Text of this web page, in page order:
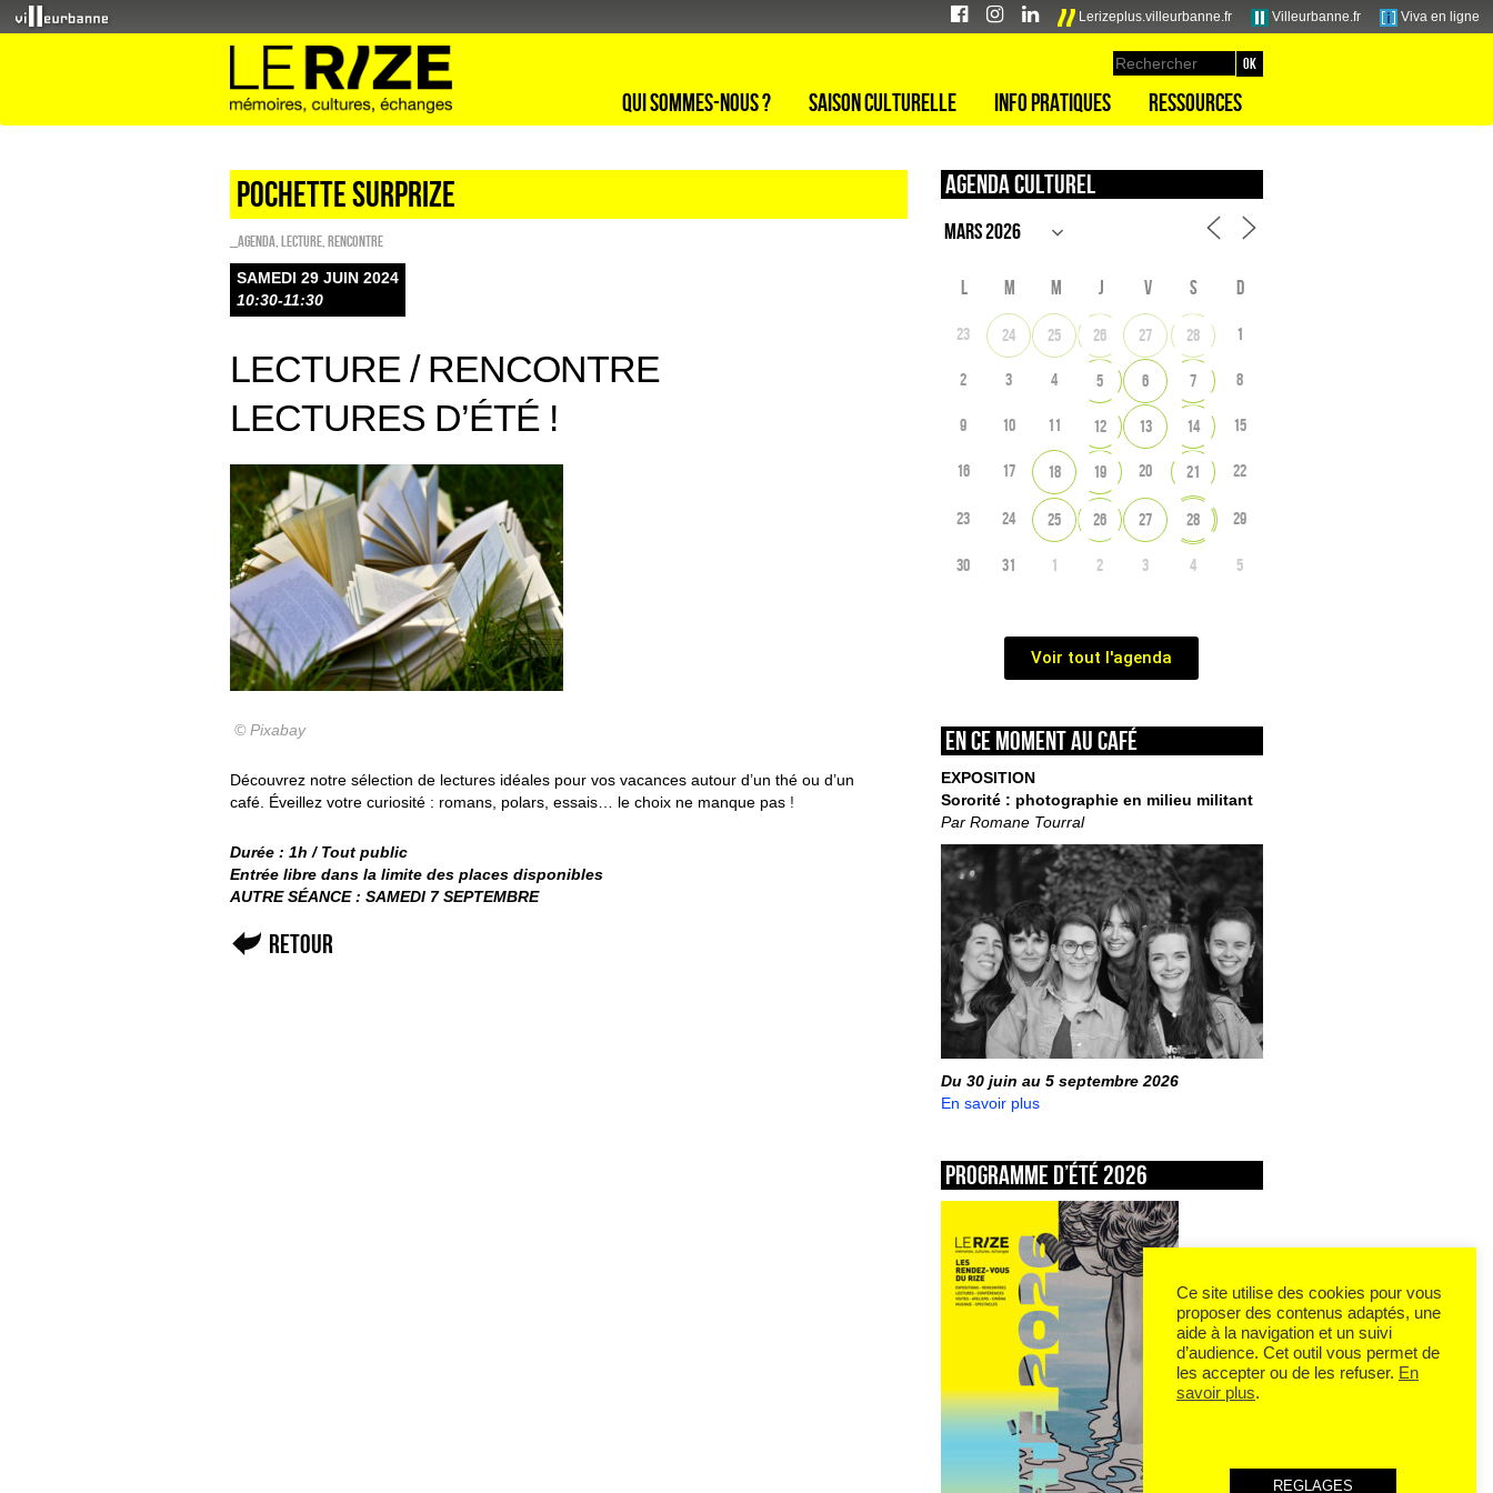
Lerizeplus.villeurbanne.fr Villeurbanne.fr Viva en ligne
Qui sommes-nous ? Saison culturelle Info pratiques Ressources
POCHETTE SURPRIZE
_Agenda Lecture Rencontre
SAMEDI 29 JUIN 2024
10:30-11:30
LECTURE / RENCONTRE
LECTURES D’ÉTÉ !
© Pixabay
Découvrez notre sélection de lectures idéales pour vos vacances autour d’un thé ou d’un
café. Éveillez votre curiosité : romans, polars, essais… le choix ne manque pas !
Durée : 1h / Tout public
Entrée libre dans la limite des places disponibles
AUTRE SÉANCE : SAMEDI 7 SEPTEMBRE
Retour
Agenda culturel
L M M J V S D
23 24 25 26 27 28 1
2 3 4 5 6 7 8
9 10 11 12 13 14 15
16 17 18 19 20 21 22
23 24 25 26 27 28 29
30 31 1 2 3 4 5
Voir tout l'agenda
En ce moment au café
EXPOSITION
Sororité : photographie en milieu militant
Par Romane Tourral
Du 30 juin au 5 septembre 2026
En savoir plus
Programme d’été 2026
Ce site utilise des cookies pour vous
proposer des contenus adaptés, une
aide à la navigation et un suivi
d’audience. Cet outil vous permet de
les accepter ou de les refuser. En
savoir plus.
REGLAGES